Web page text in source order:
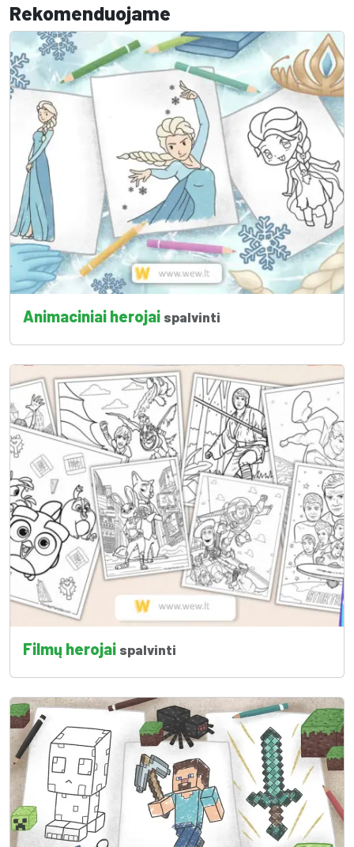
Rekomenduojame
Animaciniai herojai spalvinti
Filmų herojai spalvinti